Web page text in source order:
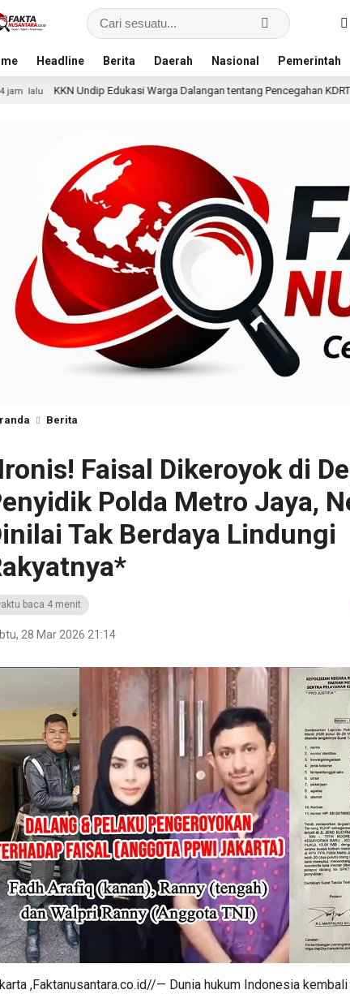
Headline Berita Daerah Nasional Pemerintah
Edukasi Warga Dalangan tentang Pencegahan KDRT dan Komunikasi
Berita
Faisal Dikeroyok di
Polda Metro Jaya,
Tak Berdaya Lindungi
baca 4 menit
28 Mar 2026 21:14
,Faktanusantara.co.id//— Dunia hukum Indonesia